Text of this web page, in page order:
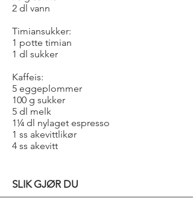
2 dl vann
Timiansukker:
1 potte timian
1 dl sukker
Kaffeis:
5 eggeplommer
100 g sukker
5 dl melk
1¼ dl nylaget espresso
1 ss akevittlikør
4 ss akevitt
SLIK GJØR DU